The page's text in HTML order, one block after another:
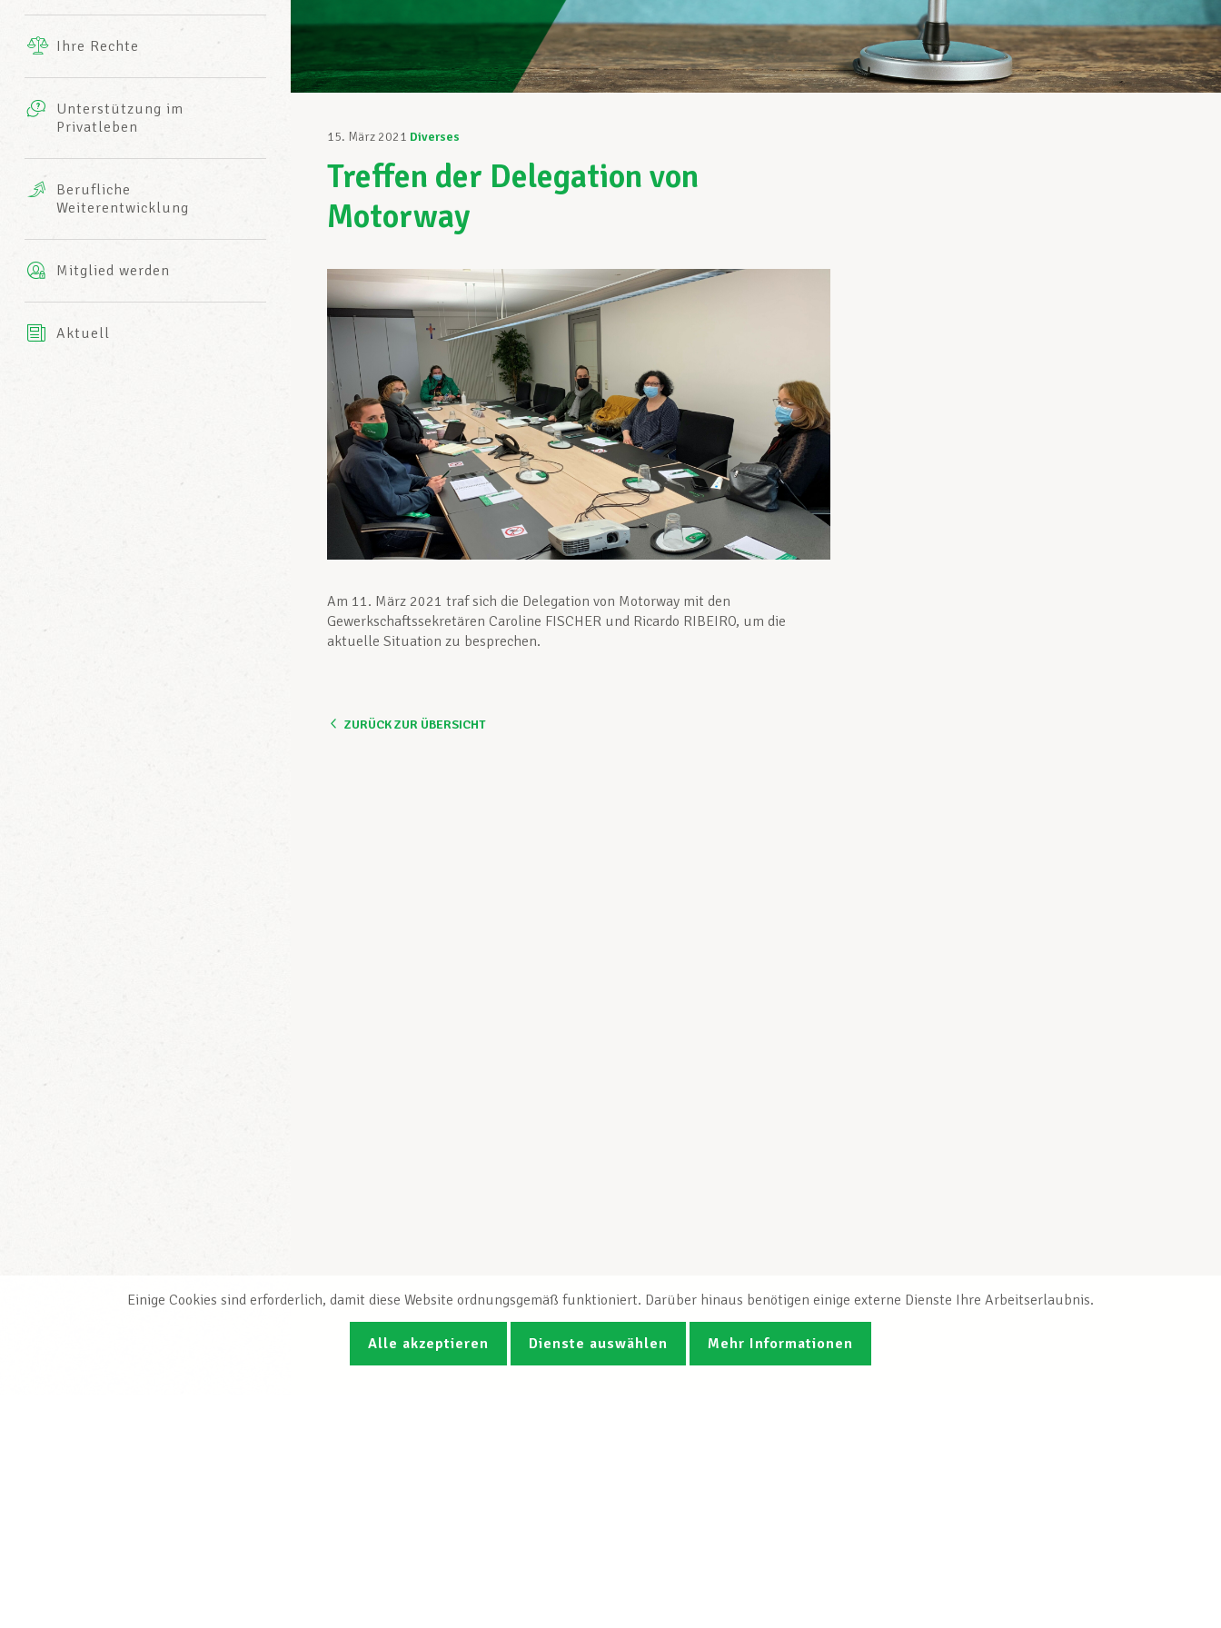
INFO-CENTER
des LCGBs
Ihre Rechte
Unterstützung im
Privatleben
Leistungen
Mutuelle
AXA
Berufliche
Weiterentwicklung
Mitglied werden
Aktuell
15. März 2021 Diverses
Treffen der Delegation von
Motorway
Am 11. März 2021 traf sich die Delegation von Motorway mit den
Gewerkschaftssekretären Caroline FISCHER und Ricardo RIBEIRO, um die
aktuelle Situation zu besprechen.
ZURÜCK ZUR ÜBERSICHT
Einige Cookies sind erforderlich, damit diese Website ordnungsgemäß funktioniert. Darüber hinaus benötigen einige externe Dienste Ihre Arbeitserlaubnis.
Alle akzeptieren Dienste auswählen Mehr Informationen